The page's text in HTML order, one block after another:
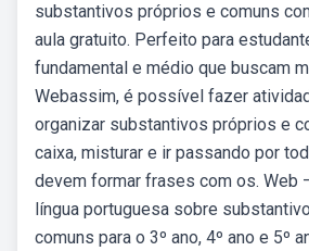
substantivos próprios e comuns
aula gratuito. Perfeito para
fundamental e médio que buscam
Webassim, é possível fazer
organizar substantivos próprios e
caixa, misturar e ir passando por
devem formar frases com os. Web
língua portuguesa sobre
comuns para o 3º ano, 4º ano e 5º